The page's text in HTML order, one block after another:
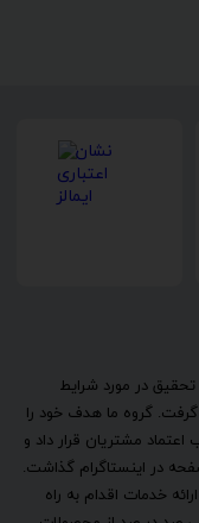
و تحقیق در مورد شرایط
گرفت. گروه ما هدف خود را
مشتریان قرار داد و
در اینستاگرام گذاشت.
خدمات اقدام به راه